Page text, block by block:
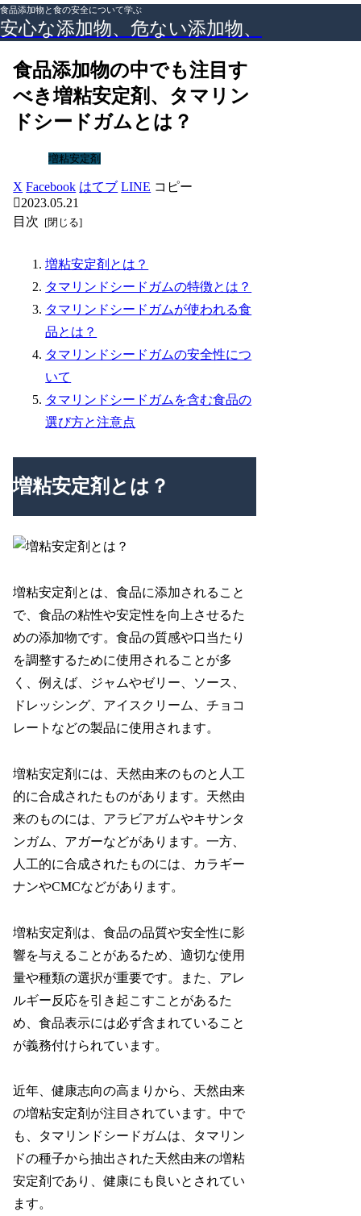
食品添加物と食の安全について学ぶ
安心な添加物、危ない添加物、
食品添加物の中でも注目す
べき増粘安定剤、タマリン
ドシードガムとは？
増粘安定剤
X Facebook はてブ LINE コピー
2023.05.21
目次
増粘安定剤とは？
タマリンドシードガムの特徴とは？
タマリンドシードガムが使われる食
品とは？
タマリンドシードガムの安全性につ
いて
タマリンドシードガムを含む食品の
選び方と注意点
増粘安定剤とは？
増粘安定剤とは、食品に添加されること
で、食品の粘性や安定性を向上させるた
めの添加物です。食品の質感や口当たり
を調整するために使用されることが多
く、例えば、ジャムやゼリー、ソース、
ドレッシング、アイスクリーム、チョコ
レートなどの製品に使用されます。
増粘安定剤には、天然由来のものと人工
的に合成されたものがあります。天然由
来のものには、アラビアガムやキサンタ
ンガム、アガーなどがあります。一方、
人工的に合成されたものには、カラギー
ナンやCMCなどがあります。
増粘安定剤は、食品の品質や安全性に影
響を与えることがあるため、適切な使用
量や種類の選択が重要です。また、アレ
ルギー反応を引き起こすことがあるた
め、食品表示には必ず含まれていること
が義務付けられています。
近年、健康志向の高まりから、天然由来
の増粘安定剤が注目されています。中で
も、タマリンドシードガムは、タマリン
ドの種子から抽出された天然由来の増粘
安定剤であり、健康にも良いとされてい
ます。